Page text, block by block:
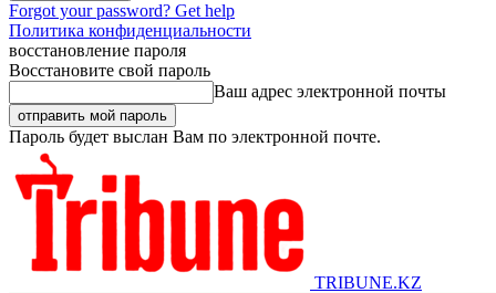
Forgot your password? Get help
Политика конфиденциальности
восстановление пароля
Восстановите свой пароль
Ваш адрес электронной почты
Пароль будет выслан Вам по электронной почте.
TRIBUNE.KZ